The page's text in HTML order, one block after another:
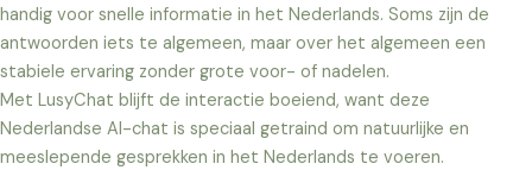
handig voor snelle informatie in het Nederlands. Soms zijn de
antwoorden iets te algemeen, maar over het algemeen een
stabiele ervaring zonder grote voor- of nadelen.
Met LusyChat blijft de interactie boeiend, want deze
Nederlandse AI-chat is speciaal getraind om natuurlijke en
meeslepende gesprekken in het Nederlands te voeren.